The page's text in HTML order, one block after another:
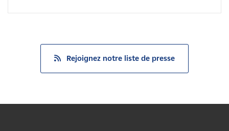
Rejoignez notre liste de presse